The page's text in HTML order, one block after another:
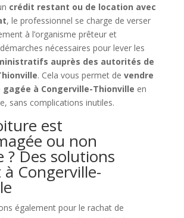
crédit restant ou de location avec
, le professionnel se charge de verser
à l’organisme prêteur et
nécessaires pour lever les
auprès des autorités de
. Cela vous permet de vendre
à Congerville-Thionville en
sans complications inutiles.
est
ou non
? Des solutions
Congerville-
également pour le rachat de